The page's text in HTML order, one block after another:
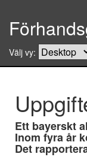
Välj vy:
Ett bayerskt
Inom fyra år
Det